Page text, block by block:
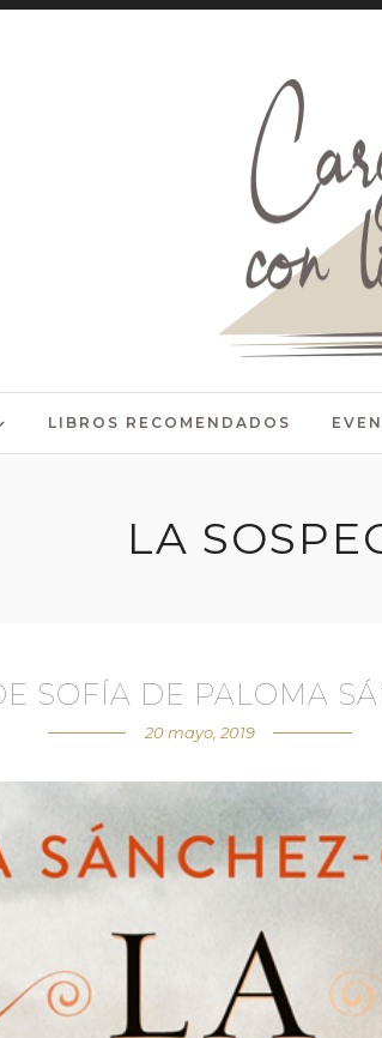
LIBROS RECOMENDADOS
LA
SOFÍA DE PALOMA
20 mayo, 2019